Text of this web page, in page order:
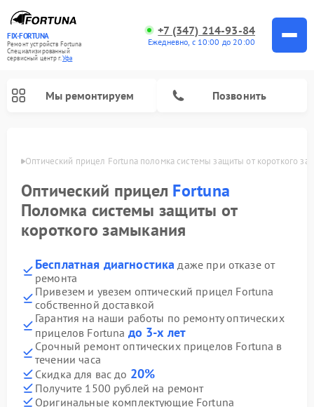
FIX-FORTUNA
Ремонт устройств Fortuna
Специализированный
cервисный центр г.Уфа
+7 (347) 214-93-84
Ежедневно, с 10:00 до 20:00
Мы ремонтируем Позвонить
Уфе Оптический прицел Fortuna поломка системы защиты от короткого
Оптический прицел Fortuna
Поломка системы защиты от
короткого замыкания
Бесплатная диагностика даже при отказе от
ремонта
Привезем и увезем оптический прицел Fortuna
собственной доставкой
Гарантия на наши работы по ремонту оптических
прицелов Fortuna до 3-х лет
Срочный ремонт оптических прицелов Fortuna в
течении часа
Скидка для вас до 20%
Получите 1500 рублей на ремонт
Оригинальные комплектующие Fortuna